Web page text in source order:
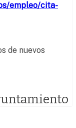
empleo/cita-
de nuevos